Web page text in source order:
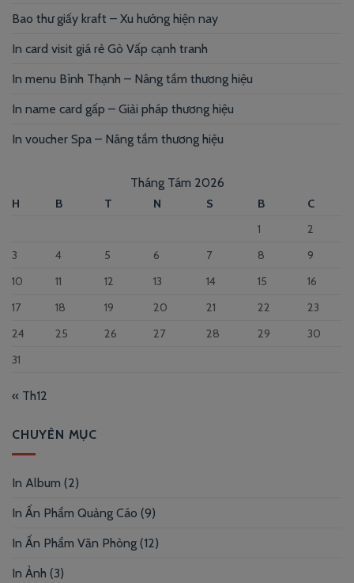
Bao thư giấy kraft – Xu hướng hiện nay
In card visit giá rẻ Gò Vấp cạnh tranh
In menu Bình Thạnh – Nâng tầm thương hiệu
In name card gấp – Giải pháp thương hiệu
In voucher Spa – Nâng tầm thương hiệu
Tháng Tám 2026
H B T N S B
C
1
2
3
4 5 6 7 8
9
10
11 12 13 14 15
16
17
18 19 20 21 22
23
24
25 26 27 28 29
30
31
« Th12
CHUYÊN MỤC
In Album (2)
In Ấn Phẩm Quảng Cáo (9)
In Ấn Phẩm Văn Phòng (12)
In Ảnh (3)